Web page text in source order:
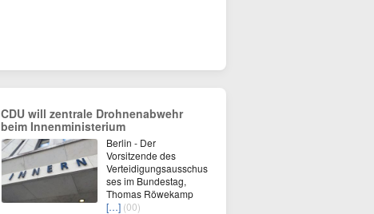
CDU will zentrale Drohnenabwehr
beim Innenministerium
Berlin - Der
Vorsitzende des
Verteidigungsausschus
ses im Bundestag,
Thomas Röwekamp
[…] (00)